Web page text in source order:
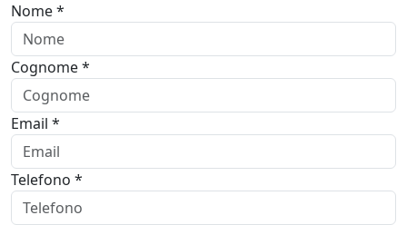
Nome *
Cognome *
Email *
Telefono *